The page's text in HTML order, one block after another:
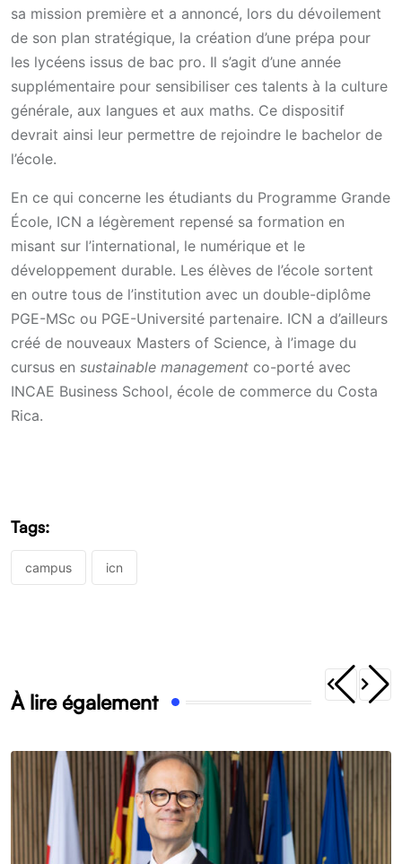
sa mission première et a annoncé, lors du dévoilement
de son plan stratégique, la création d’une prépa pour
les lycéens issus de bac pro. Il s’agit d’une année
supplémentaire pour sensibiliser ces talents à la culture
générale, aux langues et aux maths. Ce dispositif
devrait ainsi leur permettre de rejoindre le bachelor de
l’école.
En ce qui concerne les étudiants du Programme Grande
École, ICN a légèrement repensé sa formation en
misant sur l’international, le numérique et le
développement durable. Les élèves de l’école sortent
en outre tous de l’institution avec un double-diplôme
PGE-MSc ou PGE-Université partenaire. ICN a d’ailleurs
créé de nouveaux Masters of Science, à l’image du
cursus en sustainable management co-porté avec
INCAE Business School, école de commerce du Costa
Rica.
Tags:
campus icn
À lire également